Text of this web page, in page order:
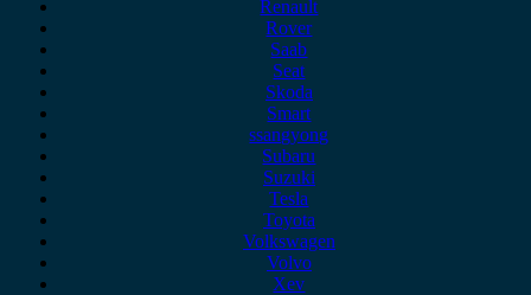
Renault
Rover
Saab
Seat
Skoda
Smart
ssangyong
Subaru
Suzuki
Tesla
Toyota
Volkswagen
Volvo
Xev